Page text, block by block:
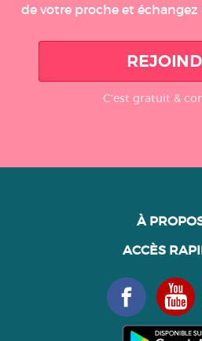
de votre proche et
C'est gratuit &
À
ACCÈS